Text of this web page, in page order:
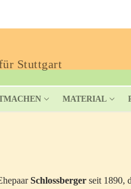
Stuttgart
MATERIAL
Schlossbergerseit 1890,